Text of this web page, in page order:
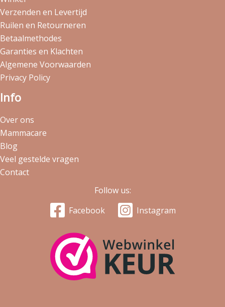
Verzenden en Levertijd
Ruilen en Retourneren
Betaalmethodes
Garanties en Klachten
Algemene Voorwaarden
Privacy Policy
Info
Over ons
Mammacare
Blog
Veel gestelde vragen
Contact
Follow us:
Facebook
Instagram